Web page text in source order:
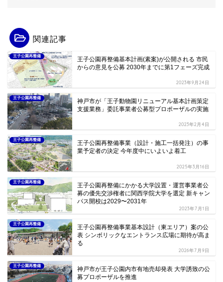
関連記事
王子公園再整備
王子公園再整備基本計画(素案)が公開される 市民
からの意見を公募 2030年までに第1フェーズ完成
2023年9月24日
王子公園再整備
神戸市が「王子動物園リニューアル基本計画策定
支援業務」委託事業者公募型プロポーザルの実施
2023年2月4日
王子公園再整備
王子公園再整備事業（設計・施工一括発注）の事
業予定者の決定 今年度中にいよいよ着工
2025年3月16日
王子公園再整備
王子公園再整備にかかる大学設置・運営事業者公
募の優先交渉権者に関西学院大学を選定 新キャン
パス開校は2029〜2031年
2023年7月1日
王子公園再整備
王子公園再整備事業基本設計（東エリア）案の公
表 シンボリックなエントランス広場に期待が高ま
る
2026年7月9日
王子公園再整備
神戸市が王子公園内市有地売却発表 大学誘致の公
募プロポーザルを推進